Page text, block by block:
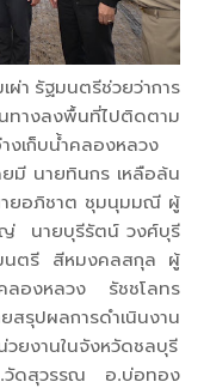
า รัฐมนตรีช่วยว่าการ
ทางลงพื้นที่ไปติดตาม
งเก็บน้ำคลองหลวง
ยมี นายทินกร เหลือล้น
ายอภิชาต ชุมนุมมณี ผู้
ญ่ นายบุรีรัตน์ วงศ์บุรี
มนตรี สีหมงคลสกุล ผู้
คลองหลวง รัชชโลทร
รุปผลการดำเนินงาน
ยงานในจังหวัดชลบุรี
ดสุวรรณ อ.บ่อทอง